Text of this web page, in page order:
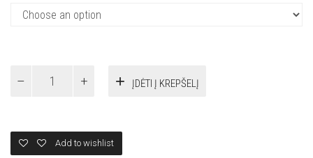
ĮDĖTI Į KREPŠELĮ
Add to wishlist